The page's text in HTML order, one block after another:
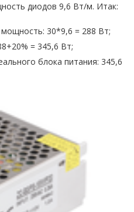
диодов 9,6 Вт/м. Итак:
30*9,6 = 288 Вт;
= 345,6 Вт;
блока питания: 345,6